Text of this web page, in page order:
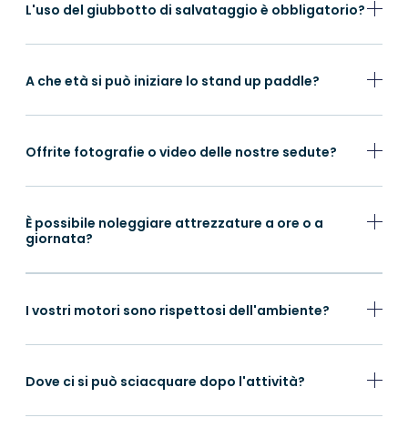
L'uso del giubbotto di salvataggio è obbligatorio?
A che età si può iniziare lo stand up paddle?
Offrite fotografie o video delle nostre sedute?
È possibile noleggiare attrezzature a ore o a
giornata?
I vostri motori sono rispettosi dell'ambiente?
Dove ci si può sciacquare dopo l'attività?